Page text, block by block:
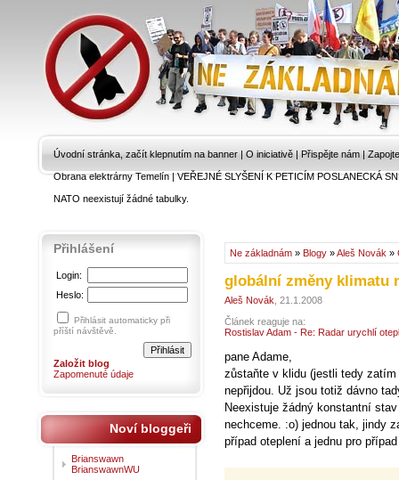
Úvodní stránka, začít klepnutím na banner | O iniciativě | Přispějte nám |
Obrana elektrárny Temelín|VEŘEJNÉ SLYŠENÍ K PETICÍM POSLANECKÁ
NATO neexistují žádné tabulky.
Ne základnám » Blogy »Aleš Novák »
globální změny klimatu
Aleš Novák , 21.1.2008
Článek reaguje na:
Rostislav Adam - Re: Radar urychlí
pane Adame,
zůstaňte v klidu (jestli tedy
nepřijdou. Už jsou totiž dávno
Neexistuje žádný konstantní
nechceme. :o) jednou tak, jindy
případ oteplení a jednu pro
Přihlášení
Login:
Heslo:
Přihlásit automaticky při
příští návštěvě.
Založit blog
Zapomenuté údaje
Noví bloggeři
Brianswawn
BrianswawnWU